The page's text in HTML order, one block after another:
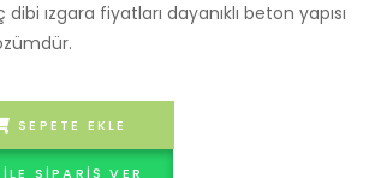
TakımıDibi
ızgara fiyatları dayanıklı beton yapısı
SEPETE EKLE
SIPARIŞ VER